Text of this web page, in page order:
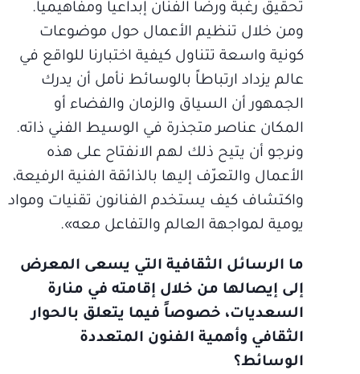
تحقيق رغبة ورضا الفنان إبداعياً ومفاهيمياً.
ومن خلال تنظيم الأعمال حول موضوعات
كونية واسعة تتناول كيفية اختبارنا للواقع في
عالم يزداد ارتباطاً بالوسائط نأمل أن يدرك
الجمهور أن السياق والزمان والفضاء أو
المكان عناصر متجذرة في الوسيط الفني ذاته.
ونرجو أن يتيح ذلك لهم الانفتاح على هذه
الأعمال والتعرّف إليها بالذائقة الفنية الرفيعة،
واكتشاف كيف يستخدم الفنانون تقنيات ومواد
يومية لمواجهة العالم والتفاعل معه».
ما الرسائل الثقافية التي يسعى المعرض
إلى إيصالها من خلال إقامته في منارة
السعديات، خصوصاً فيما يتعلق بالحوار
الثقافي وأهمية الفنون المتعددة
الوسائط؟